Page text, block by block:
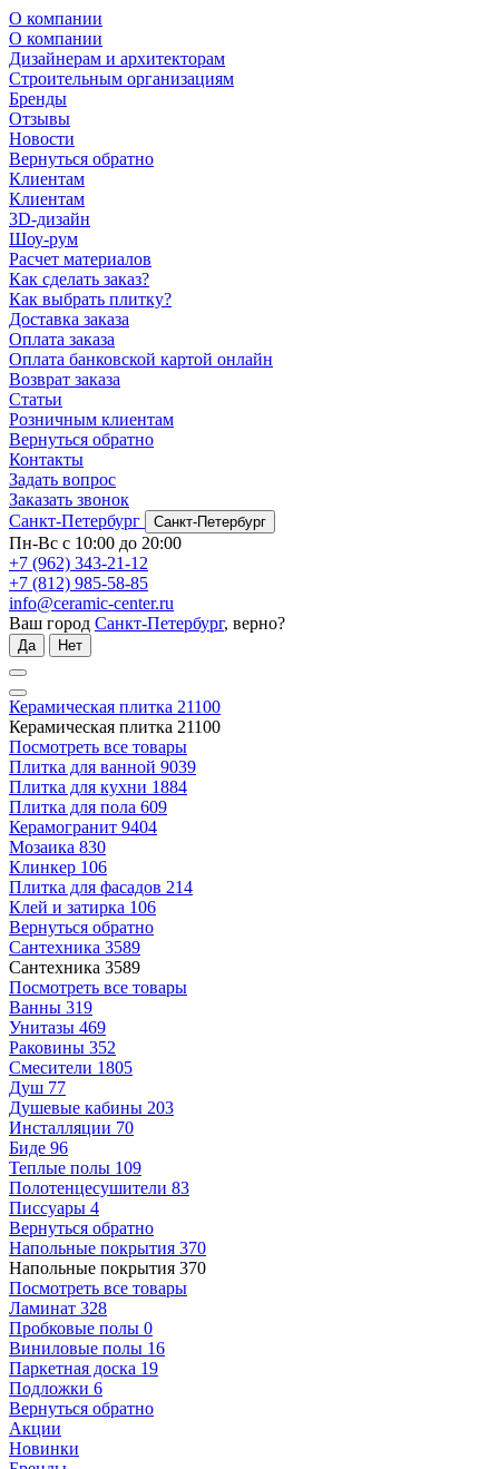
О компании
О компании
Дизайнерам и архитекторам
Строительным организациям
Бренды
Отзывы
Новости
Вернуться обратно
Клиентам
Клиентам
3D-дизайн
Шоу-рум
Расчет материалов
Как сделать заказ?
Как выбрать плитку?
Доставка заказа
Оплата заказа
Оплата банковской картой онлайн
Возврат заказа
Статьи
Розничным клиентам
Вернуться обратно
Контакты
Задать вопрос
Заказать звонок
Санкт-Петербург
Санкт-Петербург
Пн-Вс с 10:00 до 20:00
+7 (962) 343-21-12
+7 (812) 985-58-85
info@ceramic-center.ru
Ваш город Санкт-Петербург, верно?
Да Нет
Керамическая плитка 21100
Керамическая плитка 21100
Посмотреть все товары
Плитка для ванной 9039
Плитка для кухни 1884
Плитка для пола 609
Керамогранит 9404
Мозаика 830
Клинкер 106
Плитка для фасадов 214
Клей и затирка 106
Вернуться обратно
Сантехника 3589
Сантехника 3589
Посмотреть все товары
Ванны 319
Унитазы 469
Раковины 352
Смесители 1805
Душ 77
Душевые кабины 203
Инсталляции 70
Биде 96
Теплые полы 109
Полотенцесушители 83
Писсуары 4
Вернуться обратно
Напольные покрытия 370
Напольные покрытия 370
Посмотреть все товары
Ламинат 328
Пробковые полы 0
Виниловые полы 16
Паркетная доска 19
Подложки 6
Вернуться обратно
Акции
Новинки